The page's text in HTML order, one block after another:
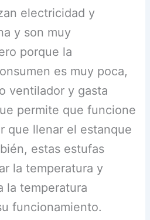
electricidad y
y son muy
porque la
es muy poca,
ventilador y gasta
permite que funcione
que llenar el estanque
estas estufas
la temperatura y
la temperatura
funcionamiento.